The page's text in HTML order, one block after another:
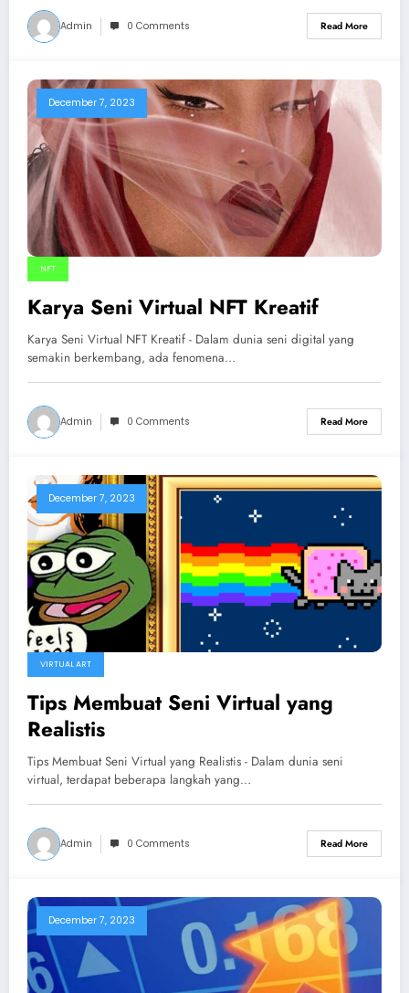
Admin 0 Comments Read More
December 7, 2023
NFT
Karya Seni Virtual NFT Kreatif
Karya Seni Virtual NFT Kreatif - Dalam dunia seni digital yang
semakin berkembang, ada fenomena…
Admin 0 Comments Read More
December 7, 2023
VIRTUAL ART
Tips Membuat Seni Virtual yang
Realistis
Tips Membuat Seni Virtual yang Realistis - Dalam dunia seni
virtual, terdapat beberapa langkah yang…
Admin 0 Comments Read More
December 7, 2023